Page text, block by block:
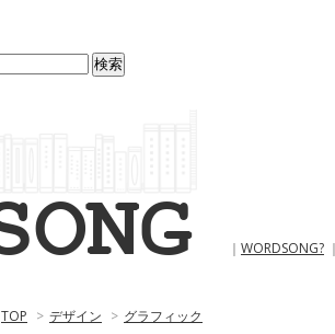
｜ WORDSONG? ｜
TOP > デザイン > グラフィック